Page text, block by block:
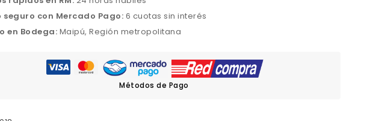
seguro con Mercado Pago: 6 cuotas sin interés
en Bodega: Maipú, Región metropolitana
Métodos de Pago